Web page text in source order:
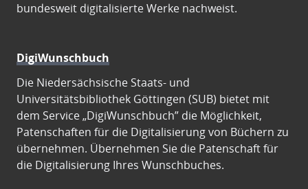
bundesweit digitalisierte Werke nachweist.
DigiWunschbuch
Die Niedersächsische Staats- und
Universitätsbibliothek Göttingen (SUB) bietet mit
dem Service „DigiWunschbuch” die Möglichkeit,
Patenschaften für die Digitalisierung von Büchern zu
übernehmen. Übernehmen Sie die Patenschaft für
die Digitalisierung Ihres Wunschbuches.